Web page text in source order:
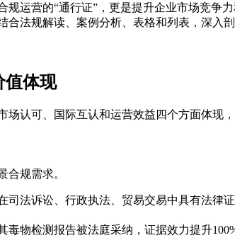
运营的“通行证”，更是提升企业市场竞
法规解读、案例分析、表格和列表，深入
值体现
认可、国际互认和运营效益四个方面体现
合规需求。
司法诉讼、行政执法、贸易交易中具有法律
物检测报告被法庭采纳，证据效力提升